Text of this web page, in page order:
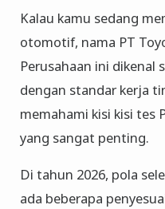
Kalau kamu sedang
otomotif, nama PT
Perusahaan ini
dengan standar kerja
memahami kisi kisi tes
yang sangat penting.
Di tahun 2026, pola
ada beberapa